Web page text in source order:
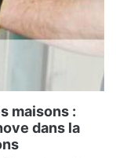
maisons :
dans la